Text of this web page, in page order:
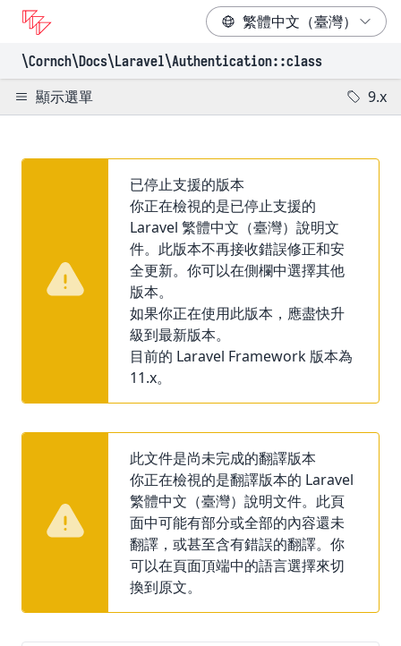
\Cornch\Docs\Laravel\Authentication::class
顯示選單 9.x
已停止支援的版本
你正在檢視的是已停止支援的
Laravel 繁體中文（臺灣）說明文
件。此版本不再接收錯誤修正和安
全更新。你可以在側欄中選擇其他
版本。
如果你正在使用此版本，應盡快升
級到最新版本。
目前的 Laravel Framework 版本為
11.x。
此文件是尚未完成的翻譯版本
你正在檢視的是翻譯版本的 Laravel
繁體中文（臺灣）說明文件。此頁
面中可能有部分或全部的內容還未
翻譯，或甚至含有錯誤的翻譯。你
可以在頁面頂端中的語言選擇來切
換到原文。